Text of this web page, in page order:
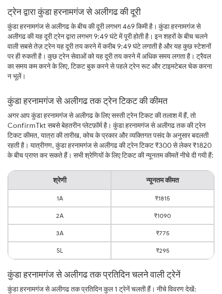
ट्रेन द्वारा कुंडा हरनामगंज से अलीगढ की दूरी
कुंडा हरनामगंज से अलीगढ के बीच की दूरी लगभग 469 किमी है। कुंडा हरनामगंज से
अलीगढ की यह दूरी ट्रेन द्वारा लगभग 9:49 घंटे में पूरी होती है। इन शहरों के बीच चलने
वाली सबसे तेज़ ट्रेन यह दूरी तय करने में करीब 9:49 घंटे लगाती है और यह कुछ स्टेशनों
पर ही रुकती है। कुछ ट्रेन सेवाओं को यह दूरी तय करने में अधिक समय लगता है। ट्रैवल
का समय कम करने के लिए, टिकट बुक करने से पहले ट्रेन रूट और टाइमटेबल चेक करना
न भूलें।
कुंडा हरनामगंज से अलीगढ तक ट्रेन टिकट की कीमत
अगर आप कुंडा हरनामगंज से अलीगढ के लिए सस्ती ट्रेन टिकट की तलाश में हैं, तो
ConfirmTkt सबसे बेहतरीन प्लेटफ़ॉर्म है। कुंडा हरनामगंज से अलीगढ तक की ट्रेन
टिकट कीमत, यात्रा की तारीख, कोच के प्रकार और व्यक्तिगत पसंद के अनुसार बदलती
रहती है। यात्रीगण, कुंडा हरनामगंज से अलीगढ की ट्रेन टिकट ₹300 से लेकर ₹1820
के बीच प्राप्त कर सकते हैं। सभी श्रेणियों के लिए टिकट की न्यूनतम कीमतें नीचे दी गयी हैं:
श्रेणी न्यूनतम कीमत
1A ₹1815
2A ₹1090
3A ₹775
SL ₹295
कुंडा हरनामगंज से अलीगढ तक प्रतिदिन चलने वाली ट्रेनें
कुंडा हरनामगंज से अलीगढ तक प्रतिदिन कुल 1 ट्रेनें चलती हैं। नीचे विवरण देखें: